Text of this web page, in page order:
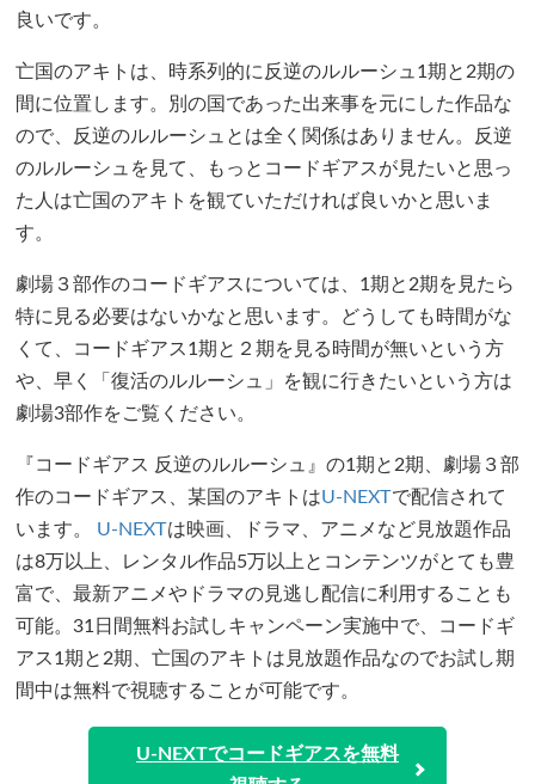
良いです。
亡国のアキトは、時系列的に反逆のルルーシュ1期と2期の
間に位置します。別の国であった出来事を元にした作品な
ので、反逆のルルーシュとは全く関係はありません。反逆
のルルーシュを見て、もっとコードギアスが見たいと思っ
た人は亡国のアキトを観ていただければ良いかと思いま
す。
劇場３部作のコードギアスについては、1期と2期を見たら
特に見る必要はないかなと思います。どうしても時間がな
くて、コードギアス1期と２期を見る時間が無いという方
や、早く「復活のルルーシュ」を観に行きたいという方は
劇場3部作をご覧ください。
『コードギアス 反逆のルルーシュ』の1期と2期、劇場３部
作のコードギアス、某国のアキトはU-NEXTで配信されて
います。 U-NEXTは映画、ドラマ、アニメなど見放題作品
は8万以上、レンタル作品5万以上とコンテンツがとても豊
富で、最新アニメやドラマの見逃し配信に利用することも
可能。31日間無料お試しキャンペーン実施中で、コードギ
アス1期と2期、亡国のアキトは見放題作品なのでお試し期
間中は無料で視聴することが可能です。
U-NEXTでコードギアスを無料